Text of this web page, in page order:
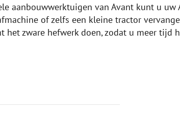
aanbouwwerktuigen van Avant kunt u uw
of zelfs een kleine tractor
het zware hefwerk doen, zodat u meer tijd